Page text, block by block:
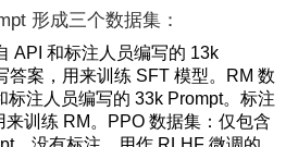
形成三个数据集：
API 和标注人员编写的 13k
答案，用来训练 SFT 模型。RM 数
标注人员编写的 33k Prompt。标注
来训练 RM。PPO 数据集：仅包含